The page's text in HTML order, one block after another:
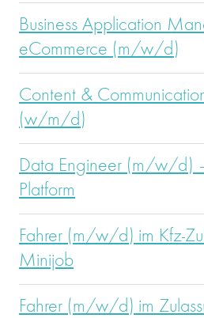
Business Application
eCommerce (m/w/d)
Content &
(w/m/d)
Data Engineer (m/w/d)
Platform
Fahrer (m/w/d) im Kfz-
Minijob
Fahrer (m/w/d) im